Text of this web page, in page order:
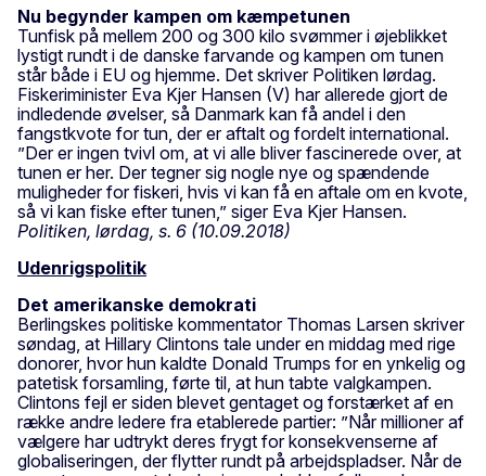
Nu begynder kampen om kæmpetunen
Tunfisk på mellem 200 og 300 kilo svømmer i øjeblikket
lystigt rundt i de danske farvande og kampen om tunen
står både i EU og hjemme. Det skriver Politiken lørdag.
Fiskeriminister Eva Kjer Hansen (V) har allerede gjort de
indledende øvelser, så Danmark kan få andel i den
fangstkvote for tun, der er aftalt og fordelt international.
”Der er ingen tvivl om, at vi alle bliver fascinerede over, at
tunen er her. Der tegner sig nogle nye og spændende
muligheder for fiskeri, hvis vi kan få en aftale om en kvote,
så vi kan fiske efter tunen,” siger Eva Kjer Hansen.
Politiken, lørdag, s. 6 (10.09.2018)
Udenrigspolitik
Det amerikanske demokrati
Berlingskes politiske kommentator Thomas Larsen skriver
søndag, at Hillary Clintons tale under en middag med rige
donorer, hvor hun kaldte Donald Trumps for en ynkelig og
patetisk forsamling, førte til, at hun tabte valgkampen.
Clintons fejl er siden blevet gentaget og forstærket af en
række andre ledere fra etablerede partier: ”Når millioner af
vælgere har udtrykt deres frygt for konsekvenserne af
globaliseringen, der flytter rundt på arbejdspladser. Når de